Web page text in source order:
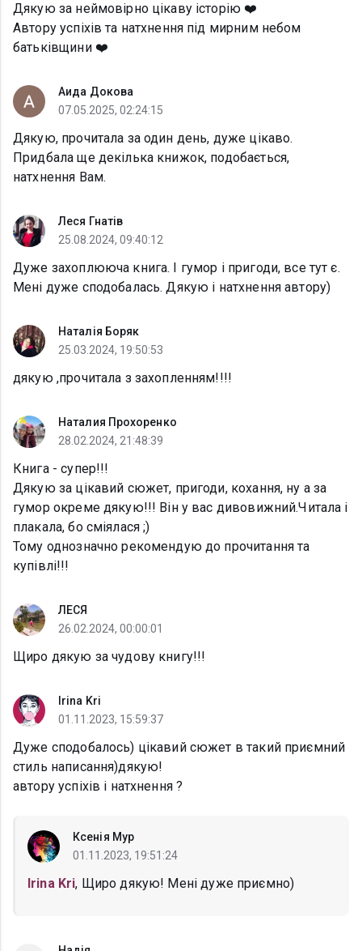
Дякую за неймовірно цікаву історію ❤️
Автору успіхів та натхнення під мирним небом
батьківщини ❤️
Аида Докова
07.05.2025, 02:24:15
Дякую, прочитала за один день, дуже цікаво.
Придбала ще декілька книжок, подобається,
натхнення Вам.
Леся Гнатів
25.08.2024, 09:40:12
Дуже захоплююча книга. І гумор і пригоди, все тут є.
Мені дуже сподобалась. Дякую і натхнення автору)
Наталія Боряк
25.03.2024, 19:50:53
дякую ,прочитала з захопленням!!!!
Наталия Прохоренко
28.02.2024, 21:48:39
Книга - супер!!!
Дякую за цікавий сюжет, пригоди, кохання, ну а за
гумор окреме дякую!!! Він у вас дивовижний.Читала і
плакала, бо сміялася ;)
Тому однозначно рекомендую до прочитання та
купівлі!!!
ЛЕСЯ
26.02.2024, 00:00:01
Щиро дякую за чудову книгу!!!
Irina Kri
01.11.2023, 15:59:37
Дуже сподобалось) цікавий сюжет в такий приємний
стиль написання)дякую!
автору успіхів і натхнення ?
Ксенія Мур
01.11.2023, 19:51:24
Irina Kri, Щиро дякую! Мені дуже приємно)